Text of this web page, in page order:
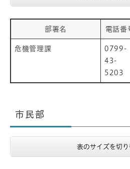
部署名 電話番
危機管理課
0799-
43-
5203
市民部
表のサイズを切り